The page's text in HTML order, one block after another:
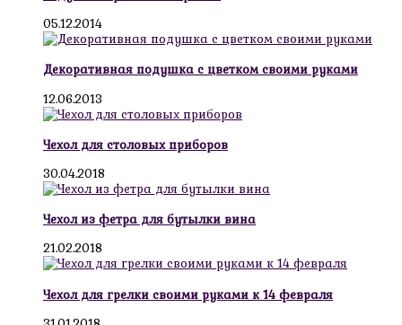
05.12.2014
Декоративная подушка с цветком своими руками
12.06.2013
Чехол для столовых приборов
30.04.2018
Чехол из фетра для бутылки вина
21.02.2018
Чехол для грелки своими руками к 14 февраля